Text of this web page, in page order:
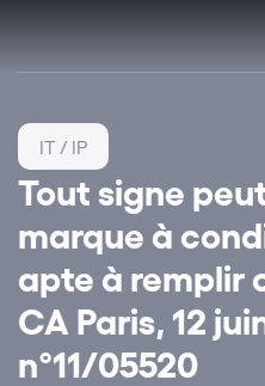
Tout signe
marque à
apte à remplir
CA Paris, 12
n°11/05520
IT / IP